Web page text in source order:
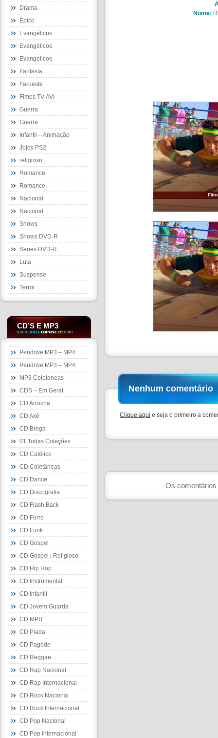
Drama
Épico
Evangélicos
Evangélicos
Evangélicos
Fantasia
Faroeste
Fimes TV-AVI
Guerra
Guerra
Infantil – Animação
Jojos PS2
religioso
Romance
Romance
Nacional
Nacional
Shows
Shows DVD-R
Series DVD-R
Luta
Suspense
Terror
CD’S E MP3
Pendrive MP3 – MP4
Pendrive MP3 – MP4
MP3 Coletaneas
CDS – Em Geral
CD Arrocha
CD Axé
CD Brega
01.Todas Coleções
CD Católico
CD Coletâneas
CD Dance
CD Discografia
CD Flash Back
CD Forró
CD Funk
CD Gospel
CD Gospel | Religioso
CD Hip Hop
CD Instrumental
CD Infantil
CD Jovem Guarda
CD MPB
CD Piada
CD Pagode
CD Reggae
CD Rap Nacional
CD Rap Internacional
CD Rock Nacional
CD Rock Internacional
CD Pop Nacional
CD Pop Internacional
Nome:
Nenhum comentário
Clique aqui e seja o primeiro a
Os